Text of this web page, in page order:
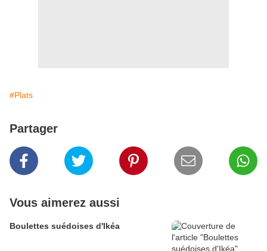
#Plats
Partager
Vous aimerez aussi
Boulettes suédoises d'Ikéa